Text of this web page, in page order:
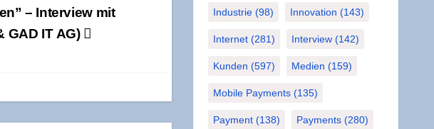
– Inter­view mit
GAD IT AG)
Industrie(98) Innovation (143)
Internet(281) Interview(142)
Kunden (597) Medien (159)
Mobile Payments(135)
Payment(138) Payments(280)